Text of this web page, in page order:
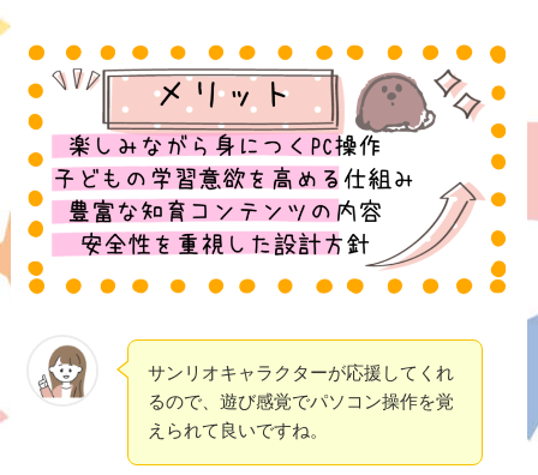
サンリオキャラクターが応援してくれ
るので、遊び感覚でパソコン操作を覚
えられて良いですね。